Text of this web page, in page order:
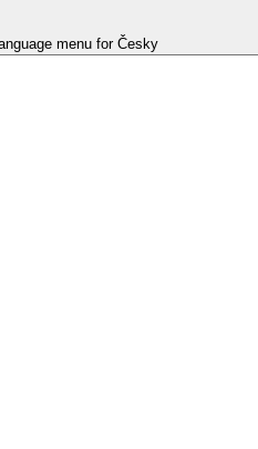
menu for Česky